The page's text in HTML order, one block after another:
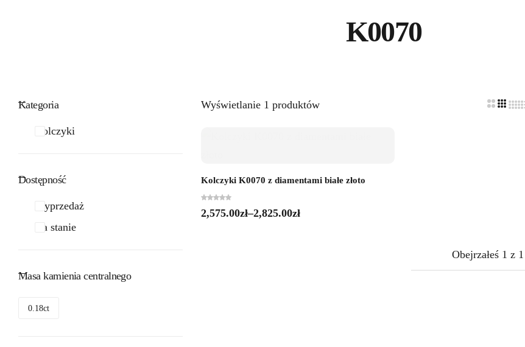
K0070
Wyświetlanie 1 produktów
Kolczyki K0070 z diamentami białe złoto
2,575.00zł–2,825.00zł
Obejrzałeś 1 z 1
Kategoria
Kolczyki
Dostępność
Wyprzedaż
Na stanie
Masa kamienia centralnego
0.18ct